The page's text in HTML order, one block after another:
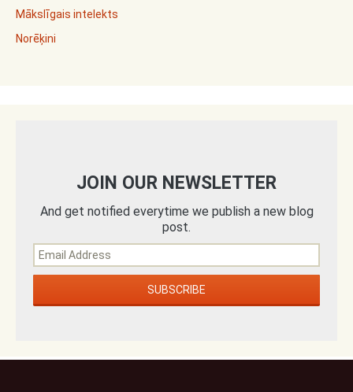
Mākslīgais intelekts
Norēķini
JOIN OUR NEWSLETTER
And get notified everytime we publish a new blog
post.